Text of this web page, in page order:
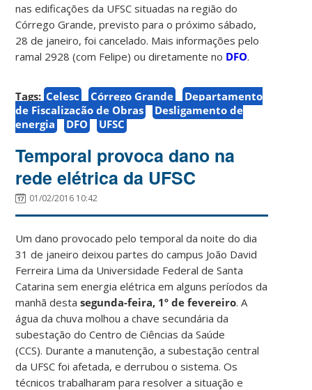
nas edificações da UFSC situadas na região do
Córrego Grande, previsto para o próximo sábado,
28 de janeiro, foi cancelado. Mais informações pelo
ramal 2928 (com Felipe) ou diretamente no DFO.
Tags: Celesc Córrego Grande
Departamento
de Fiscalização de Obras
Desligamento de
energia
DFO UFSC
Temporal provoca dano na
rede elétrica da UFSC
01/02/2016 10:42
Um dano provocado pelo temporal da noite do dia
31 de janeiro deixou partes do campus João David
Ferreira Lima da Universidade Federal de Santa
Catarina sem energia elétrica em alguns períodos da
manhã destasegunda-feira, 1º de fevereiro. A
água da chuva molhou a chave secundária da
subestação do Centro de Ciências da Saúde
(CCS). Durante a manutenção, a subestação central
da UFSC foi afetada, e derrubou o sistema. Os
técnicos trabalharam para resolver a situação e